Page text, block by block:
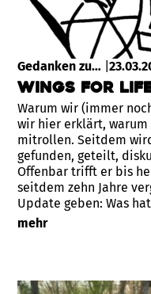
Gedanken zu… |
Wings for
Warum wir (immer
wir hier erklärt,
mitrollen. Seitdem
gefunden, geteilt,
Offenbar trifft er bis
seitdem zehn Jahre
Update geben: Was
mehr